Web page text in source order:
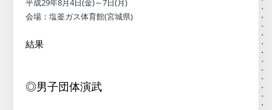
平成29年8月4日(金)～7日(月)
会場：塩釜ガス体育館(宮城県)
結果
◎男子団体演武